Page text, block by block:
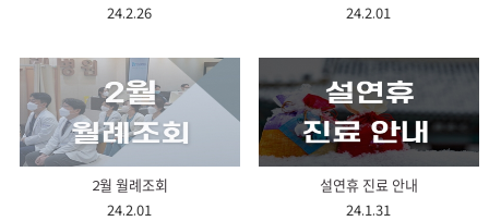
24.2.26
24.2.01
2월 월례조회
24.2.01
설연휴 진료 안내
24.1.31